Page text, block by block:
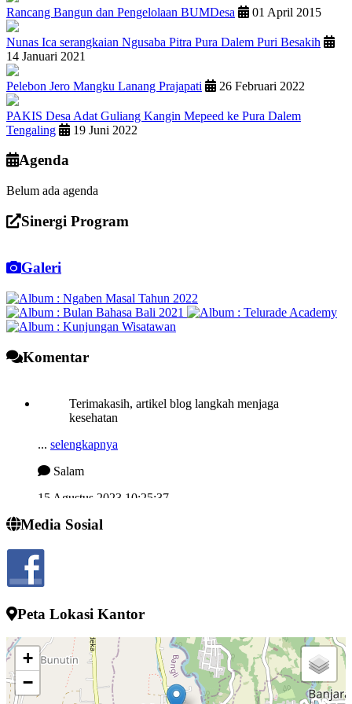
Rancang Bangun dan Pengelolaan BUMDesa 01 April 2015
Nunas Ica serangkaian Ngusaba Pitra Pura Dalem Puri Besakih
14 Januari 2021
Pelebon Jero Mangku Lanang Prajapati 26 Februari 2022
PAKIS Desa Adat Guliang Kangin Mepeed ke Pura Dalem
Tengaling
19 Juni 2022
Agenda
Belum ada agenda
Sinergi Program
Galeri
Komentar
Terimakasih, artikel blog langkah menjaga
kesehatan
selengkapnya
Salam
15 Agustus 2023 10:25:37
Semngat demi memjukan desa kelahiran
Media Sosial
Peta Lokasi Kantor
+
−